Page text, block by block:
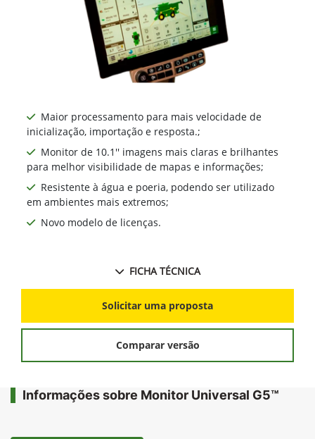
Maior processamento para mais velocidade de
inicialização, importação e resposta.;
Monitor de 10.1'' imagens mais claras e brilhantes
para melhor visibilidade de mapas e informações;
Resistente à água e poeria, podendo ser utilizado
em ambientes mais extremos;
Novo modelo de licenças.
FICHA TÉCNICA
Solicitar uma proposta
Comparar versão
Informações sobre Monitor Universal G5™